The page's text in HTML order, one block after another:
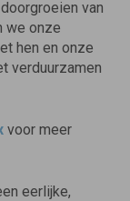
van
we onze
hen en onze
verduurzamen
voor meer
eerlijke,